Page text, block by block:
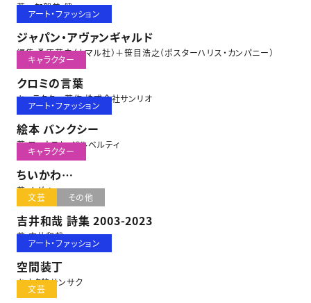
著 加賀美 健
アート・ファッション
ジャパン・アヴァンギャルド
編集 桑原茂夫（カマル社）＋笹目浩之（ポスターハリス・カンパニー）
キャラクター
クロミの言葉
キャラクター著作 株式会社サンリオ
アート・ファッション
絵本 バンクシー
著 ファウスト・ジルベルティ
キャラクター
ちいかわ
ぎゅっといっしょポストカードブック
著 ナガノ
文芸 その他
吉井和哉 詩集 2003-2023
著 吉井和哉
アート・ファッション
空間装丁
キオク的サンサク
文芸